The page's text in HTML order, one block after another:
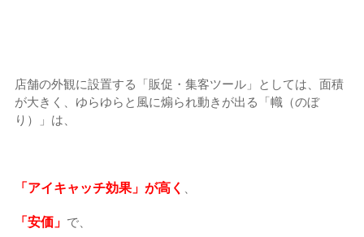
店舗の外観に設置する「販促・集客ツール」としては、面積
が大きく、ゆらゆらと風に煽られ動きが出る「幟（のぼ
り）」は、
「アイキャッチ効果」が高く 、
「安価」 で、